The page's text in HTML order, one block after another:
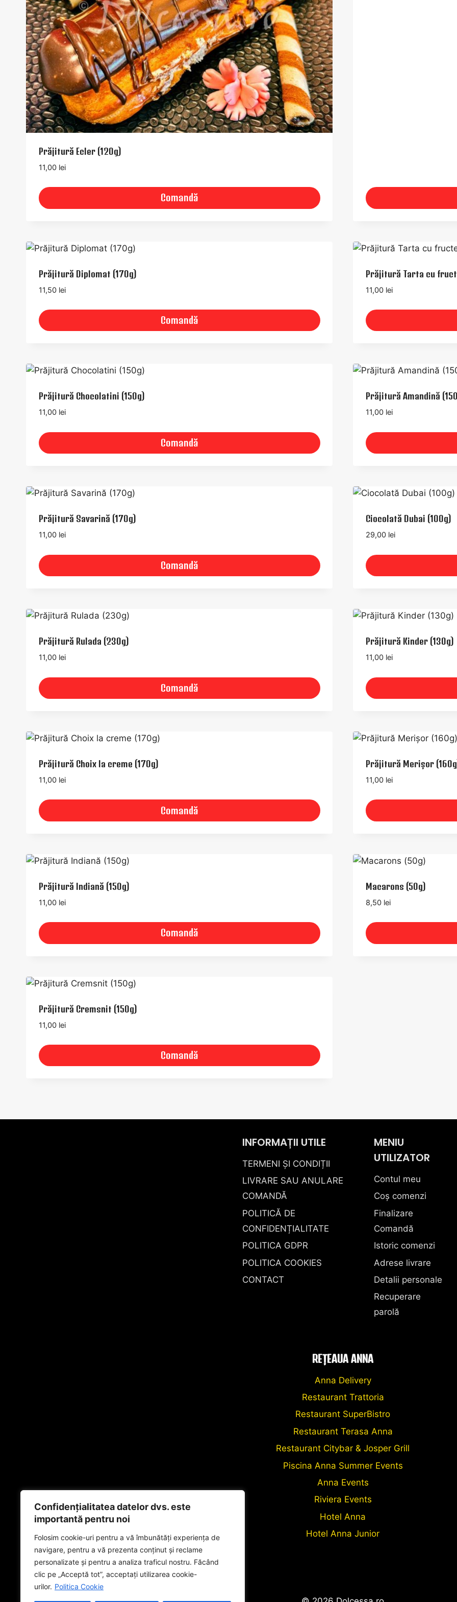
Confidențialitatea datelor dvs. este
importantă pentru noi
Folosim cookie-uri pentru a vă îmbunătăți experiența de
navigare, pentru a vă prezenta conținut și reclame
personalizate și pentru a analiza traficul nostru. Făcând
clic pe „Acceptă tot”, acceptați utilizarea cookie-
urilor. Politica Cookie
Prăjitură Ecler (120g)
11,00 lei
Comandă
Prăjitură Diplomat (170g)
11,50 lei
Comandă
Prăjitură Tarta cu
11,00 lei
Prăjitură Chocolatini (150g)
11,00 lei
Comandă
Prăjitură Amandină
11,00 lei
Prăjitură Savarină (170g)
11,00 lei
Comandă
Ciocolată Dubai (100g)
29,00 lei
Prăjitură Rulada (230g)
11,00 lei
Comandă
Prăjitură Kinder (130g)
11,00 lei
Prăjitură Choix la creme (170g)
11,00 lei
Comandă
Prăjitură Merișor
11,00 lei
Prăjitură Indiană (150g)
11,00 lei
Comandă
Macarons (50g)
8,50 lei
Prăjitură Cremsnit (150g)
11,00 lei
Comandă
INFORMAȚII UTILE
TERMENI ȘI CONDIȚII
LIVRARE SAU ANULARE
COMANDĂ
POLITICĂ DE
CONFIDENȚIALITATE
POLITICA GDPR
POLITICA COOKIES
CONTACT
MENIU
UTILIZATOR
Contul meu
Coș comenzi
Finalizare
Comandă
Istoric comenzi
Adrese livrare
Detalii personale
Recuperare
parolă
REȚEAUA ANNA
Anna Delivery
Restaurant Trattoria
Restaurant SuperBistro
Restaurant Terasa Anna
Restaurant Citybar & Josper Grill
Piscina Anna Summer Events
Anna Events
Riviera Events
Hotel Anna
Hotel Anna Junior